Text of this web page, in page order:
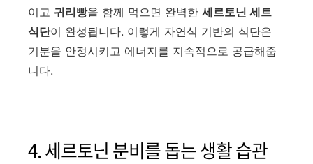
이고 귀리빵을 함께 먹으면 완벽한 세르토닌 세트
식단이 완성됩니다. 이렇게 자연식 기반의 식단은
기분을 안정시키고 에너지를 지속적으로 공급해줍
니다.
4. 세르토닌 분비를 돕는 생활 습관